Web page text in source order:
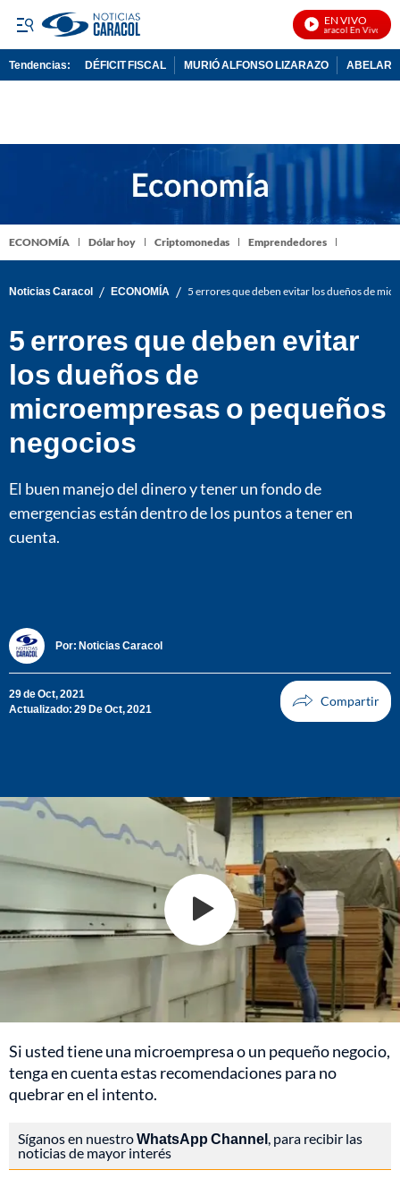
EN VIVO
Noticias Caracol En Vivo
Tendencias: DÉFICIT FISCAL MURIÓ ALFONSO LIZARAZO
ECONOMÍA Dólar hoy Criptomonedas Emprendedores
Noticias Caracol / ECONOMÍA / 5 errores que deben evitar los dueños de
5 errores que deben evitar
los dueños de
microempresas o pequeños
negocios
El buen manejo del dinero y tener un fondo de
emergencias están dentro de los puntos a tener en
cuenta.
Por: Noticias Caracol
29 de Oct, 2021
Actualizado: 29 De Oct, 2021
Si usted tiene una microempresa o un pequeño negocio,
tenga en cuenta estas recomendaciones para no
quebrar en el intento.
Síganos en nuestroWhatsApp Channel , para recibir las
noticias de mayor interés